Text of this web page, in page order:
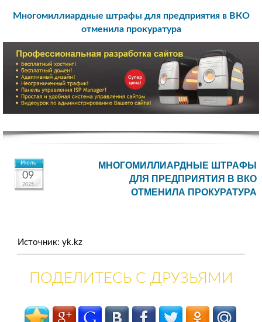
Многомиллиардные штрафы для предприятия в ВКО
отменила прокуратура
Июль
09
2025
МНОГОМИЛЛИАРДНЫЕ ШТРАФЫ
ДЛЯ ПРЕДПРИЯТИЯ В ВКО
ОТМЕНИЛА ПРОКУРАТУРА
Источник: yk.kz
ПОДЕЛИТЕСЬ С ДРУЗЬЯМИ